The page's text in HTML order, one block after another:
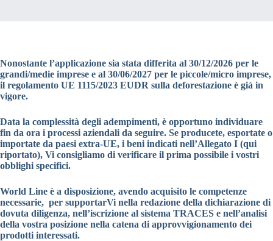
Nonostante l’applicazione sia stata differita al 30/12/2026 per le
grandi/medie imprese e al 30/06/2027 per le piccole/micro imprese,
il regolamento UE 1115/2023 EUDR sulla deforestazione è già in
vigore.
Data la complessità degli adempimenti, è opportuno individuare
fin da ora i processi aziendali da seguire. Se producete, esportate o
importate da paesi extra-UE, i beni indicati nell’Allegato I (qui
riportato), Vi consigliamo di verificare il prima possibile i vostri
obblighi specifici.
World Line è a disposizione, avendo acquisito le competenze
necessarie, per supportarVi nella redazione della dichiarazione di
dovuta diligenza, nell’iscrizione al sistema TRACES e nell’analisi
della vostra posizione nella catena di approvvigionamento dei
prodotti interessati.